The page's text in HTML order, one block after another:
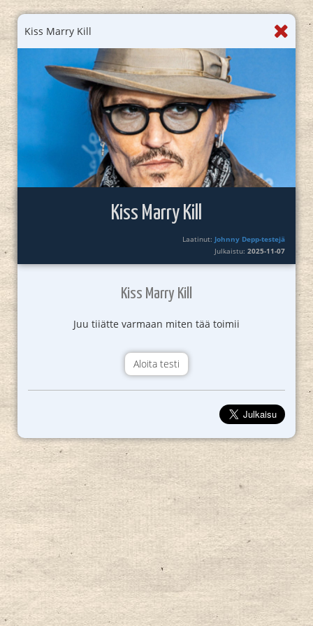
Kiss Marry Kill
Kiss Marry Kill
Laatinut: Johnny Depp-testejä
Julkaistu:2025-11-07
Kiss Marry Kill
Juu tiiätte varmaan miten tää toimii
Aloita testi